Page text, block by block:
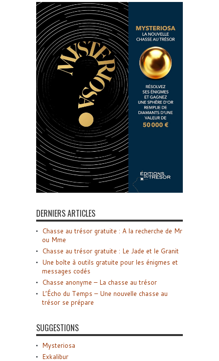
DERNIERS ARTICLES
Chasse au trésor gratuite : A la recherche de Mr
ou Mme
Chasse au trésor gratuite : Le Jade et le Granit
Une boîte à outils gratuite pour les énigmes et
messages codés
Chasse anonyme – La chasse au trésor
L’Écho du Temps – Une nouvelle chasse au
trésor se prépare
SUGGESTIONS
Mysteriosa
Exkalibur